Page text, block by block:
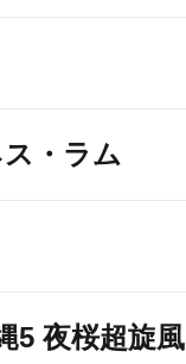
・ラム
5 夜桜超旋